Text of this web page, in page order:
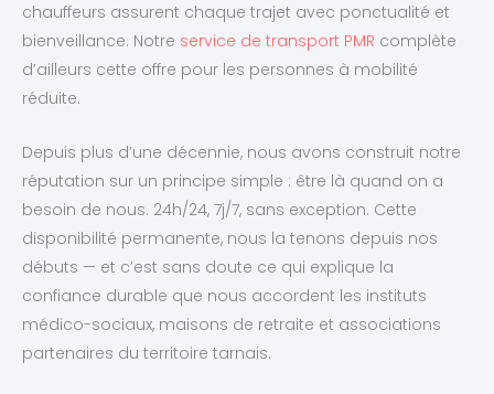
chauffeurs assurent chaque trajet avec ponctualité et
bienveillance. Notre service de transport PMR complète
d’ailleurs cette offre pour les personnes à mobilité
réduite.
Depuis plus d’une décennie, nous avons construit notre
réputation sur un principe simple : être là quand on a
besoin de nous. 24h/24, 7j/7, sans exception. Cette
disponibilité permanente, nous la tenons depuis nos
débuts — et c’est sans doute ce qui explique la
confiance durable que nous accordent les instituts
médico-sociaux, maisons de retraite et associations
partenaires du territoire tarnais.